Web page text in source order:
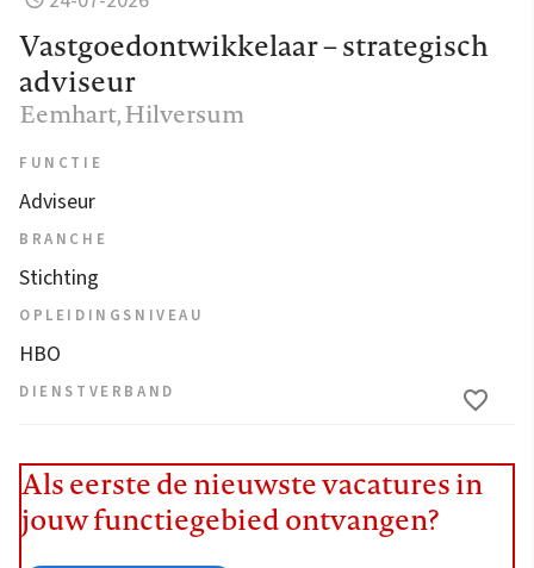
Vastgoedontwikkelaar – strategisch
adviseur
Eemhart, Hilversum
FUNCTIE
Adviseur
BRANCHE
Stichting
OPLEIDINGSNIVEAU
HBO
DIENSTVERBAND
Als eerste de nieuwste vacatures in
jouw functiegebied ontvangen?